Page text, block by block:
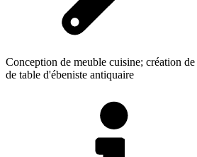
Conception de meuble cuisine; création
de table d'ébeniste antiquaire